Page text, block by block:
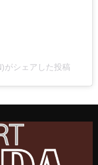
がシェアした投稿